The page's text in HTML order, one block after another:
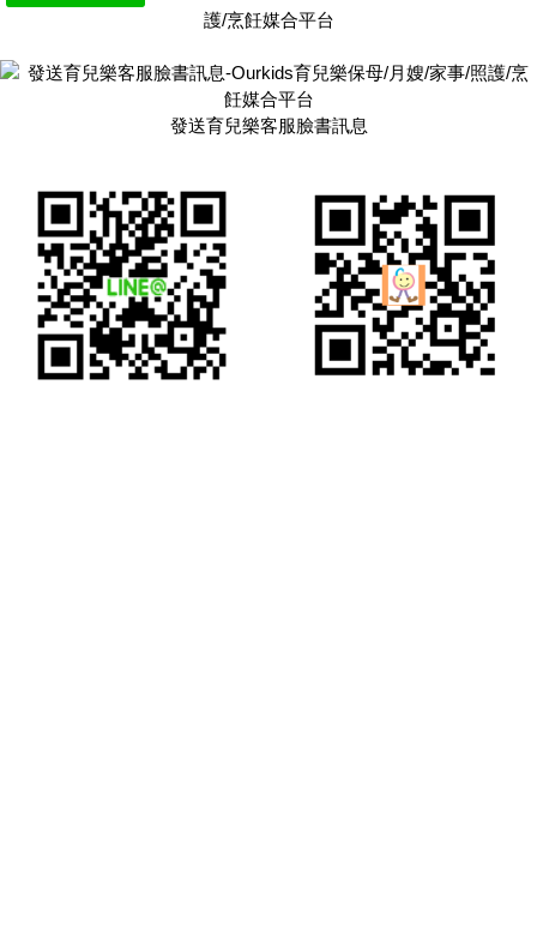
護/烹飪媒合平台
發送育兒樂客服臉書訊息